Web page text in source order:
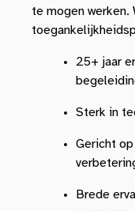
te mogen werken.
25+ jaar
Sterk in
Gericht
Brede